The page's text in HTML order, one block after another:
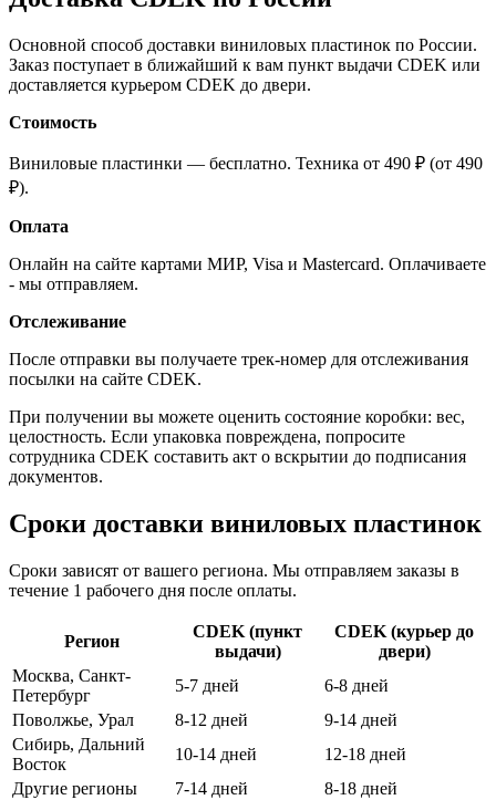
Основной способ доставки виниловых пластинок по России.
Заказ поступает в ближайший к вам пункт выдачи CDEK или
доставляется курьером CDEK до двери.
Стоимость
Виниловые пластинки — бесплатно. Техника от 490 ₽ (от 490
₽).
Оплата
Онлайн на сайте картами МИР, Visa и Mastercard. Оплачиваете
- мы отправляем.
Отслеживание
После отправки вы получаете трек-номер для отслеживания
посылки на сайте CDEK.
При получении вы можете оценить состояние коробки: вес,
целостность. Если упаковка повреждена, попросите
сотрудника CDEK составить акт о вскрытии до подписания
документов.
Сроки доставки виниловых пластинок
Сроки зависят от вашего региона. Мы отправляем заказы в
течение 1 рабочего дня после оплаты.
Регион
CDEK (пункт
выдачи)
CDEK (курьер до
двери)
Москва, Санкт-
Петербург
5-7 дней
6-8 дней
Поволжье, Урал
8-12 дней
9-14 дней
Сибирь, Дальний
Восток
10-14 дней
12-18 дней
Другие регионы
7-14 дней
8-18 дней